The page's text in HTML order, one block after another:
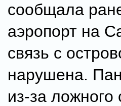
сообщала
аэропорт на
связь с
нарушена.
из-за